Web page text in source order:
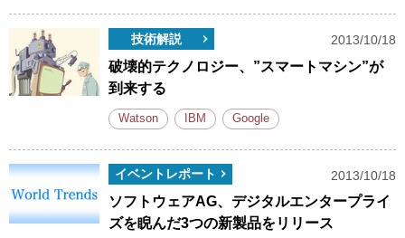
技術解説 2013/10/18
破壊的テクノロジー、”スマートマシン”が
到来する
Watson IBM Google
イベントレポート 2013/10/18
ソフトウェアAG、デジタルエンタープライ
ズを睨んだ3つの新製品をリリース